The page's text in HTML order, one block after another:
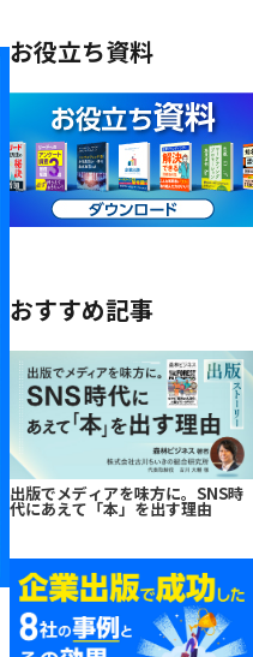
お役立ち資料
おすすめ記事
出版でメディアを味方に。SNS時
代にあえて「本」を出す理由